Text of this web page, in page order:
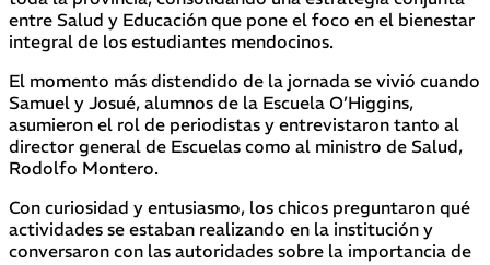
entre Salud y Educación que pone el foco en el bienestar
integral de los estudiantes mendocinos.
El momento más distendido de la jornada se vivió cuando
Samuel y Josué, alumnos de la Escuela O’Higgins,
asumieron el rol de periodistas y entrevistaron tanto al
director general de Escuelas como al ministro de Salud,
Rodolfo Montero.
Con curiosidad y entusiasmo, los chicos preguntaron qué
actividades se estaban realizando en la institución y
conversaron con las autoridades sobre la importancia de